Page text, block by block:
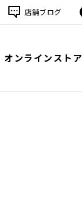
店舗ブログ
オンラインストア